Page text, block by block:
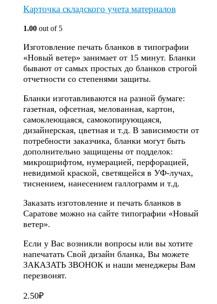
Карточка складского учета материалов
1.00 out of 5
Изготовление печать бланков в типографии
«Новый ветер» занимает от 15 минут. Бланки
бывают от самых простых до бланков строгой
отчетности со степенями защиты.
Бланки изготавливаются на разной бумаге:
газетная, офсетная, мелованная, картон,
самоклеющаяся, самокопирующаяся,
дизайнерская, цветная и т.д. В зависимости от
потребности заказчика, бланки могут быть
дополнительно защищены от подделок:
микрошрифтом, нумерацией, перфорацией,
невидимой краской, светящейся в УФ-лучах,
тиснением, нанесением галлограмм и т.д.
Заказать изготовление и печать бланков в
Саратове можно на сайте типографии «Новый
ветер».
Если у Вас возникли вопросы или вы хотите
напечатать Свой дизайн бланка, Вы можете
ЗАКАЗАТЬ ЗВОНОК и наши менеджеры Вам
перезвонят.
2.50₽